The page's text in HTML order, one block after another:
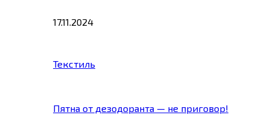
17.11.2024
Текстиль
Пятна от дезодоранта — не приговор!